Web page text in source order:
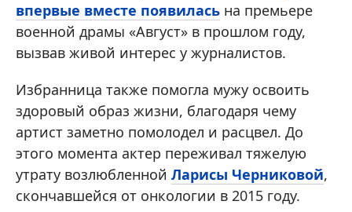
впервые вместе появилась на премьере
военной драмы «Август» в прошлом году,
вызвав живой интерес у журналистов.
Избранница также помогла мужу освоить
здоровый образ жизни, благодаря чему
артист заметно помолодел и расцвел. До
этого момента актер переживал тяжелую
утрату возлюбленной Ларисы Черниковой,
скончавшейся от онкологии в 2015 году.